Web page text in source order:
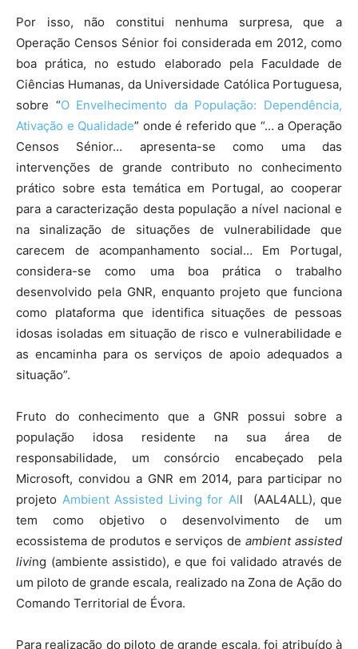
Por isso, não constitui nenhuma surpresa, que a
Operação Censos Sénior foi considerada em 2012, como
boa prática, no estudo elaborado pela Faculdade de
Ciências Humanas, da Universidade Católica Portuguesa,
sobre “O Envelhecimento da População: Dependência,
Ativação e Qualidade” onde é referido que “… a Operação
Censos Sénior… apresenta-se como uma das
intervenções de grande contributo no conhecimento
prático sobre esta temática em Portugal, ao cooperar
para a caracterização desta população a nível nacional e
na sinalização de situações de vulnerabilidade que
carecem de acompanhamento social… Em Portugal,
considera-se como uma boa prática o trabalho
desenvolvido pela GNR, enquanto projeto que funciona
como plataforma que identifica situações de pessoas
idosas isoladas em situação de risco e vulnerabilidade e
as encaminha para os serviços de apoio adequados a
situação”.
Fruto do conhecimento que a GNR possui sobre a
população idosa residente na sua área de
responsabilidade, um consórcio encabeçado pela
Microsoft, convidou a GNR em 2014, para participar no
projeto Ambient Assisted Living for All (AAL4ALL), que
tem como objetivo o desenvolvimento de um
ecossistema de produtos e serviços deambient assisted
living (ambiente assistido), e que foi validado através de
um piloto de grande escala, realizado na Zona de Ação do
Comando Territorial de Évora.
Para realização do piloto de grande escala, foi atribuído à